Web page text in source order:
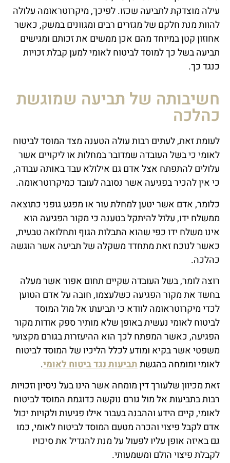
עילה מוצדקת לתביעה שכזו. לפיכך, מיקרוטראומה עלולה
להוות מנת חלקם של מגזרים רבים ומגוונים במשק, כאשר
אחוזון קטן במיוחד מהם אכן ממשים את זכותם ומגישים
תביעה בשל כך למוסד לביטוח לאומי למען קבלת זכויות
כנגד כך.
חשיבותה של תביעה שמוגשת
כהלכה
לעומת זאת, לעתים רבות עולה הטענה מצד המוסד לביטוח
לאומי כי בשל העובדה שמדובר במחלות או ליקויים אשר
עלולים להתפתח אצל אדם גם אילולא עבד באותה עבודה,
כי אין להכיר בפגיעה אשר נסובה לעובד כמיקרוטראומה.
כלומר, אדם אשר יטען למחלת עור או מפגע גופני כתוצאה
ממשלח ידו, עלול להיתקל בטענה כי מקור הפגיעה הוא
אינו משלח ידו כפי שהוא התבלות הגוף ותחלואה טבעית,
כאשר לנוכח זאת מתחדד משקלה של תביעה אשר הוגשה
כהלכה.
רוצה לומר, בשל העובדה שקיים תחום אפור אשר מעלה
בחשד את מקור הפגיעה כשלעצמו, חובה על אדם הטוען
לכדי מיקרוטראומה לוודא כי תביעתו אל מול המוסד
לביטוח לאומי נעשית באופן שלא מותיר ספק אודות מקור
הפגיעה, כאשר המפתח לכך הוא ההיעזרות בגורם מקצועי
משפטי אשר בקיא ומודע לכלל הליכיו של המוסד לביטוח
לאומי ומומחה בהגשתתביעות נגד ביטוח לאומי.
זאת מכיוון שלעורך דין מומחה אשר הינו בעל ניסיון וזכויות
רבות בתביעות אל מול גורם נוקשה כדוגמת המוסד לביטוח
לאומי, קיים הידע וההבנה בעבור אילו פגיעות ולקויות יכול
אדם לקבל פיצוי והכרה מטעם המוסד לביטוח לאומי, כמו
גם באיזה אופן עליו לפעול על מנת להגדיל את סיכויו
לקבלת פיצוי הולם ומשמעותי.